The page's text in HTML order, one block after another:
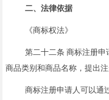
二、法律依据
《商标权法》
第二十二条 商标注册
商品类别和商品名称，提出注
商标注册申请人可以通